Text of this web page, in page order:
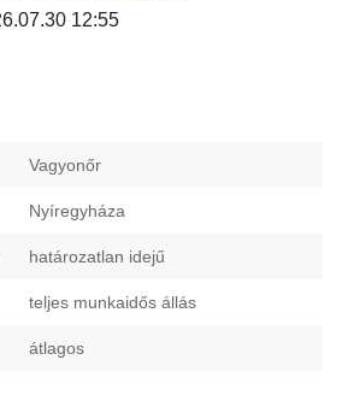
12:55
Vagyonőr
Nyíregyháza
határozatlan idejű
teljes munkaidős állás
átlagos